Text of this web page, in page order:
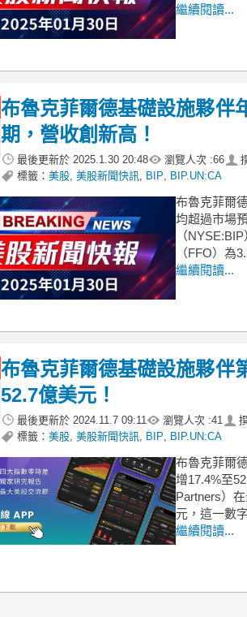
繼續閱讀...
布魯克菲爾德基礎設施夥伴
期，營收創新高！
最後更新於 2025.1.30 20:48 瀏覽人次 :66
標籤： 美股 美股新聞快訊 BIP BIP.UN:CA
布魯克菲爾
均超過市場
（
（FFO）為
繼續閱讀...
布魯克菲爾德基礎設施夥伴
52.7億美元！
最後更新於 2024.11.7 09:11 瀏覽人次 :41
標籤： 美股 美股新聞快訊 BIP BIP.UN:CA
布魯克菲爾
增17.4%至
Partners）
元，這一數字
繼續閱讀...